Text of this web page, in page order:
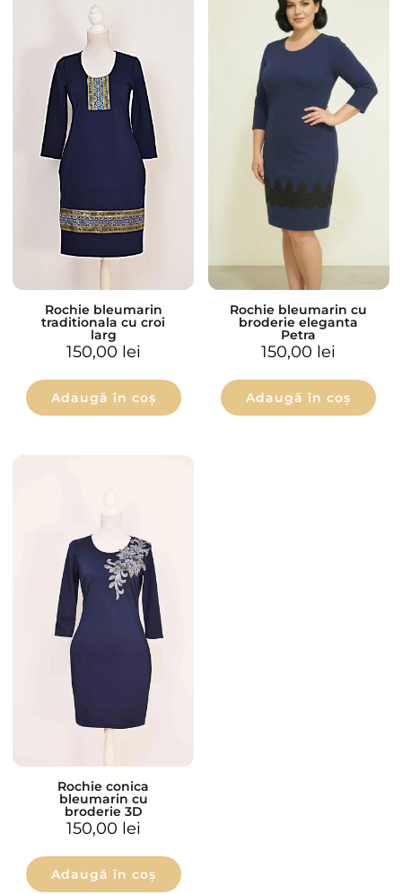
Rochie bleumarin
traditionala cu croi
larg
150,00 lei
Adaugă în coș
Rochie bleumarin cu
broderie eleganta
Petra
150,00 lei
Adaugă în coș
Rochie conica
bleumarin cu
broderie 3D
150,00 lei
Adaugă în coș